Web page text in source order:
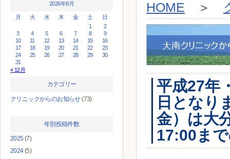
2026年8月
月 火 水 木 金 土
日
1
2
3
4 5 6 7 8
9
10
11 12 13 14 15
16
17
18 19 20 21 22
23
24
25 26 27 28 29
30
31
« 12月
カテゴリー
クリニックからのお知らせ(73)
年別投稿件数
2025 (7)
2024(5)
HOME ＞
平成27年
日となり
金）は大
17:00ま